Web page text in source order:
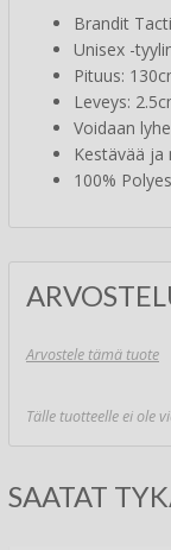
Brandit
Unisex -
Pituus:
Leveys:
Voidaan
Kestävää ja
100%
Arvostele tämä tuote
Tälle tuotteelle ei ole
SAATAT